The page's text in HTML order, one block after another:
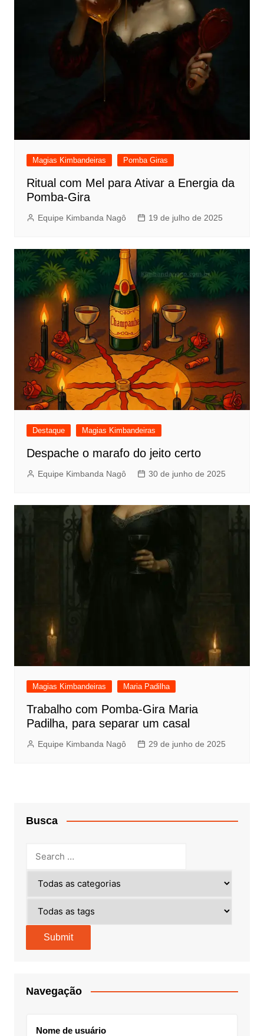
Magias Kimbandeiras Pomba Giras
Ritual com Mel para Ativar a Energia da
Pomba-Gira
Equipe Kimbanda Nagô 19 de julho de 2025
Destaque Magias Kimbandeiras
Despache o marafo do jeito certo
Equipe Kimbanda Nagô 30 de junho de 2025
Magias Kimbandeiras Maria Padilha
Trabalho com Pomba-Gira Maria
Padilha, para separar um casal
Equipe Kimbanda Nagô 29 de junho de 2025
Busca
Navegação
Nome de usuário